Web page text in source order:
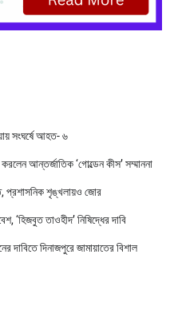
সংঘর্ষে আহত- ৬
আন্তর্জাতিক ‘গোল্ডেন কীস’ সম্মাননা
প্রশাসনিক শৃঙ্খলায়ও জোর
‘হিজবুত তাওহীদ’ নিষিদ্ধের দাবি
দাবিতে দিনাজপুরে জামায়াতের বিশাল